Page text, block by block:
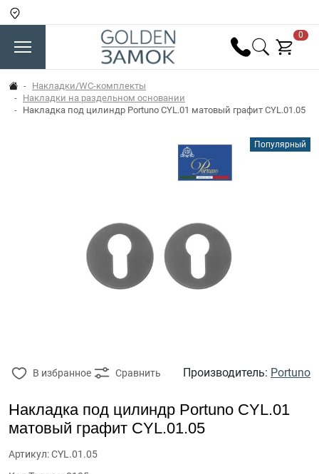
0
Накладки/WC-комплекты
Накладки на раздельном основании
Накладка под цилиндр Portuno CYL.01 матовый графит CYL.01.05
Популярный
В избранное Сравнить Производитель: Portuno
Накладка под цилиндр Portuno CYL.01
матовый графит CYL.01.05
Артикул: CYL.01.05